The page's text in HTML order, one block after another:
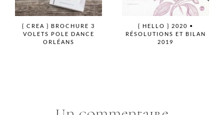
{ CREA } CHALENGE
PANTONE LIVING CORAL
{ FREEBIE } WALLPAPERS
DREAM OF MOON
Un commentaire